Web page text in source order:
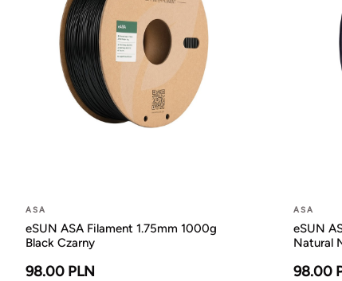
ASA
eSUN ASA Filament 1.75mm 1000g
Black Czarny
98.00 PLN
ASA
eSUN
Natural
98.00